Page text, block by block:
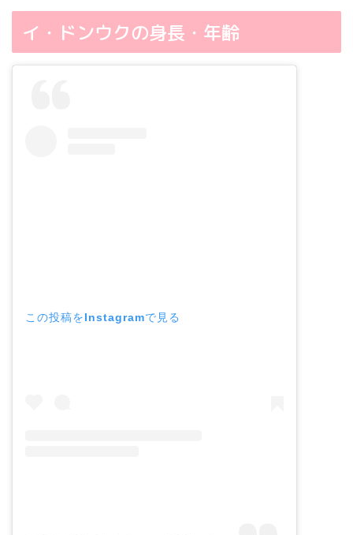
イ・ドンウクの身長・年齢
この投稿をInstagramで見る